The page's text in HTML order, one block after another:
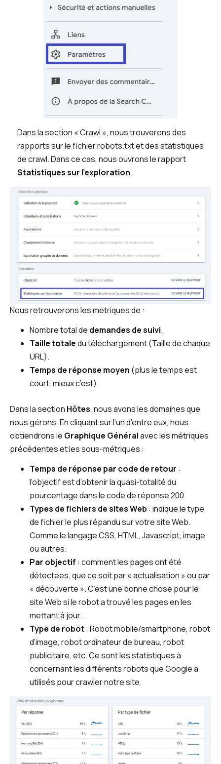
Dans la section « Crawl », nous trouverons des
rapports sur le fichier robots.txt et des statistiques
de crawl. Dans ce cas, nous ouvrons le rapport
Statistiques sur l’exploration.
Nous retrouverons les métriques de :
Nombre total de demandes de suivi.
Taille totaledu téléchargement (Taille de chaque
URL).
Temps de réponse moyen (plus le temps est
court, mieux c’est)
Dans la section Hôtes, nous avons les domaines que
nous gérons. En cliquant sur l’un d’entre eux, nous
obtiendrons le Graphique Généralavec les métriques
précédentes et les sous-métriques :
Temps de réponse par code de retour :
l’objectif est d’obtenir la quasi-totalité du
pourcentage dans le code de réponse 200.
Types de fichiers de sites Web : indique le type
de fichier le plus répandu sur votre site Web.
Comme le langage CSS, HTML, Javascript, image
ou autres.
Par objectif : comment les pages ont été
détectées, que ce soit par « actualisation » ou par
« découverte ». C’est une bonne chose pour le
site Web si le robot a trouvé les pages en les
mettant à jour..
Type de robot: Robot mobile/smartphone, robot
d’image, robot ordinateur de bureau, robot
publicitaire, etc. Ce sont les statistiques à
concernant les différents robots que Google a
utilisés pour crawler notre site.